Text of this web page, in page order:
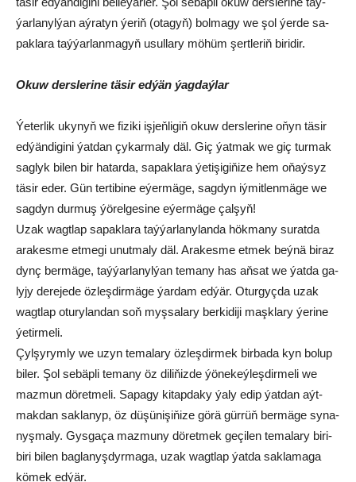
ýar­la­nyl­ýan aý­ra­tyn ýe­riň (ota­gyň) bol­ma­gy we şol ýer­de sa­
pak­la­ra taý­ýar­lan­ma­gyň usul­la­ry mö­hüm şert­le­riň bi­ri­dir.
Okuw ders­le­ri­ne tä­sir ed­ýän ýag­daý­lar
Ýe­ter­lik uky­nyň we fi­zi­ki iş­jeň­li­giň okuw ders­le­ri­ne oňyn tä­sir
ed­ýän­di­gi­ni ýat­dan çy­kar­ma­ly däl. Giç ýat­mak we giç tur­mak
sag­lyk bi­len bir ha­tar­da, sa­pak­la­ra ýe­ti­şi­gi­ňi­ze hem oňaý­syz
tä­sir eder. Gün ter­ti­bi­ne eýer­mä­ge, sag­dyn iý­mit­len­mä­ge we
sag­dyn dur­muş ýö­rel­ge­si­ne eýer­mä­ge çal­şyň!
Uzak wagt­lap sa­pak­la­ra taý­ýar­la­ny­lan­da hök­ma­ny su­rat­da
ara­kes­me et­me­gi unut­ma­ly däl. Ara­kes­me et­mek beý­nä bi­raz
dynç ber­mä­ge, taý­ýar­la­nyl­ýan te­ma­ny has aň­sat we ýat­da ga­
ly­jy de­re­je­de öz­leş­dir­mä­ge ýar­dam ed­ýär. Otur­gyç­da uzak
wagt­lap otu­ry­lan­dan soň myş­sa­la­ry ber­ki­di­ji maşk­la­ry ýe­ri­ne
ýe­tir­me­li.
Çyl­şy­rym­ly we uzyn te­ma­la­ry öz­leş­dir­mek bir­ba­da kyn bo­lup
bi­ler. Şol se­bäp­li te­ma­ny öz di­li­ňiz­de ýö­ne­keý­leş­dir­me­li we
maz­mun dö­ret­me­li. Sa­pa­gy ki­tap­da­ky ýa­ly edip ýat­dan aýt­
mak­dan sak­la­nyp, öz dü­şü­ni­şi­ňi­ze gö­rä gür­rüň ber­mä­ge sy­na­
nyş­ma­ly. Gys­ga­ça maz­mu­ny dö­ret­mek ge­çi­len te­ma­la­ry bi­ri-
bi­ri bi­len bag­la­nyş­dyr­ma­ga, uzak wagt­lap ýat­da sak­la­ma­ga
kö­mek ed­ýär.